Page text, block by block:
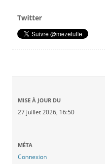
Twitter
MISE À JOUR DU
27 juillet 2026, 16:50
MÉTA
Connexion